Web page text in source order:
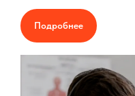
Подробнее